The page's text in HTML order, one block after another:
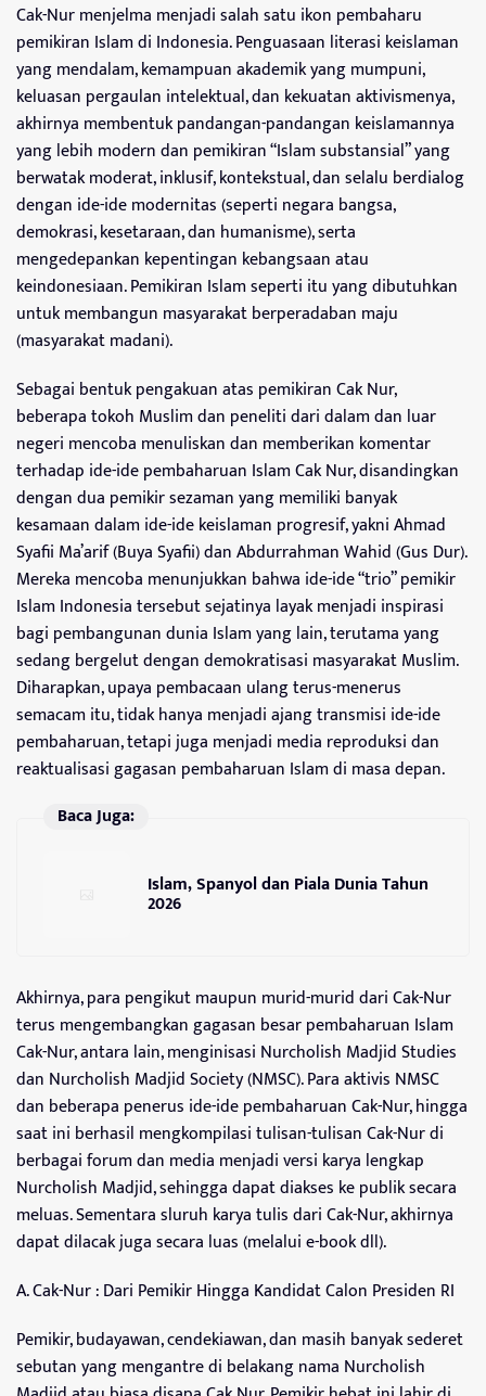
Cak-Nur menjelma menjadi salah satu ikon pembaharu
pemikiran Islam di Indonesia. Penguasaan literasi keislaman
yang mendalam, kemampuan akademik yang mumpuni,
keluasan pergaulan intelektual, dan kekuatan aktivismenya,
akhirnya membentuk pandangan-pandangan keislamannya
yang lebih modern dan pemikiran “Islam substansial” yang
berwatak moderat, inklusif, kontekstual, dan selalu berdialog
dengan ide-ide modernitas (seperti negara bangsa,
demokrasi, kesetaraan, dan humanisme), serta
mengedepankan kepentingan kebangsaan atau
keindonesiaan. Pemikiran Islam seperti itu yang dibutuhkan
untuk membangun masyarakat berperadaban maju
(masyarakat madani).
Sebagai bentuk pengakuan atas pemikiran Cak Nur,
beberapa tokoh Muslim dan peneliti dari dalam dan luar
negeri mencoba menuliskan dan memberikan komentar
terhadap ide-ide pembaharuan Islam Cak Nur, disandingkan
dengan dua pemikir sezaman yang memiliki banyak
kesamaan dalam ide-ide keislaman progresif, yakni Ahmad
Syafii Ma’arif (Buya Syafii) dan Abdurrahman Wahid (Gus Dur).
Mereka mencoba menunjukkan bahwa ide-ide “trio” pemikir
Islam Indonesia tersebut sejatinya layak menjadi inspirasi
bagi pembangunan dunia Islam yang lain, terutama yang
sedang bergelut dengan demokratisasi masyarakat Muslim.
Diharapkan, upaya pembacaan ulang terus-menerus
semacam itu, tidak hanya menjadi ajang transmisi ide-ide
pembaharuan, tetapi juga menjadi media reproduksi dan
reaktualisasi gagasan pembaharuan Islam di masa depan.
Baca Juga:
Islam, Spanyol dan Piala Dunia Tahun
2026
Akhirnya, para pengikut maupun murid-murid dari Cak-Nur
terus mengembangkan gagasan besar pembaharuan Islam
Cak-Nur, antara lain, menginisasi Nurcholish Madjid Studies
dan Nurcholish Madjid Society (NMSC). Para aktivis NMSC
dan beberapa penerus ide-ide pembaharuan Cak-Nur, hingga
saat ini berhasil mengkompilasi tulisan-tulisan Cak-Nur di
berbagai forum dan media menjadi versi karya lengkap
Nurcholish Madjid, sehingga dapat diakses ke publik secara
meluas. Sementara sluruh karya tulis dari Cak-Nur, akhirnya
dapat dilacak juga secara luas (melalui e-book dll).
A. Cak-Nur : Dari Pemikir Hingga Kandidat Calon Presiden RI
Pemikir, budayawan, cendekiawan, dan masih banyak sederet
sebutan yang mengantre di belakang nama Nurcholish